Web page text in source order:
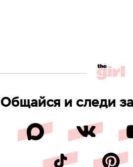
Общайся и следи